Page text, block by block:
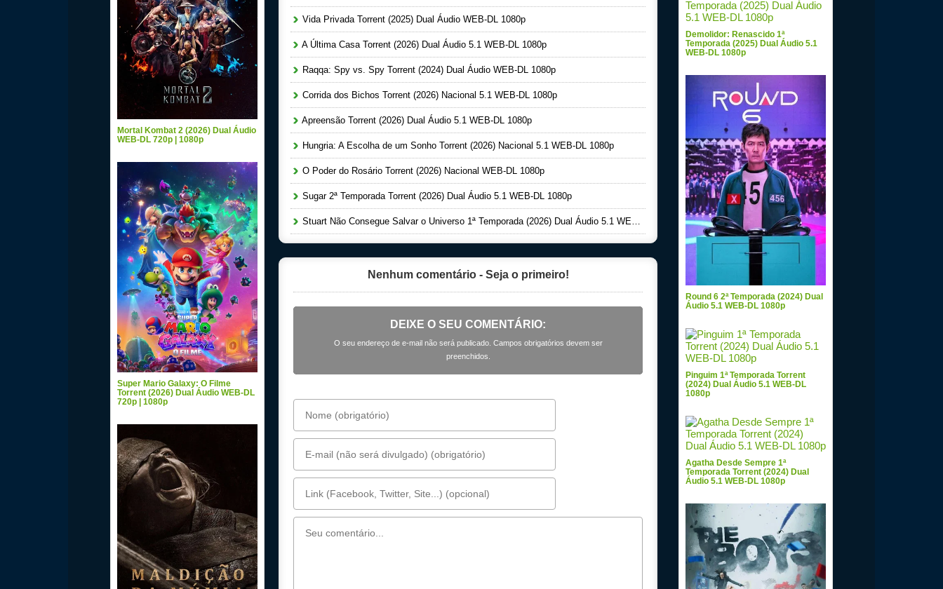
Vida Privada Torrent (2025) Dual Áudio WEB-DL 1080p
A Última Casa Torrent (2026) Dual Áudio 5.1 WEB-DL 1080p
Raqqa: Spy vs. Spy Torrent (2024) Dual Áudio WEB-DL 1080p
Corrida dos Bichos Torrent (2026) Nacional 5.1 WEB-DL 1080p
Apreensão Torrent (2026) Dual Áudio 5.1 WEB-DL 1080p
Hungria: A Escolha de um Sonho Torrent (2026) Nacional 5.1 WEB-DL 1080p
O Poder do Rosário Torrent (2026) Nacional WEB-DL 1080p
Sugar 2ª Temporada Torrent (2026) Dual Áudio 5.1 WEB-DL 1080p
Stuart Não Consegue Salvar o Universo 1ª Temporada (2026) Dual Áudio 5.1 WEB-DL 1080p
Nenhum comentário - Seja o primeiro!
DEIXE O SEU COMENTÁRIO:
O seu endereço de e-mail não será publicado. Campos obrigatórios devem ser
preenchidos.
Mortal Kombat 2 (2026) Dual Áudio
WEB-DL 720p | 1080p
Super Mario Galaxy: O Filme
Torrent (2026) Dual Áudio WEB-DL
720p | 1080p
Demolidor: Renascido 1ª
Temporada (2025) Dual Áudio 5.1
WEB-DL 1080p
Round 6 2ª Temporada (2024) Dual
Áudio 5.1 WEB-DL 1080p
Pinguim 1ª Temporada Torrent
(2024) Dual Áudio 5.1 WEB-DL
1080p
Agatha Desde Sempre 1ª
Temporada Torrent (2024) Dual
Áudio 5.1 WEB-DL 1080p